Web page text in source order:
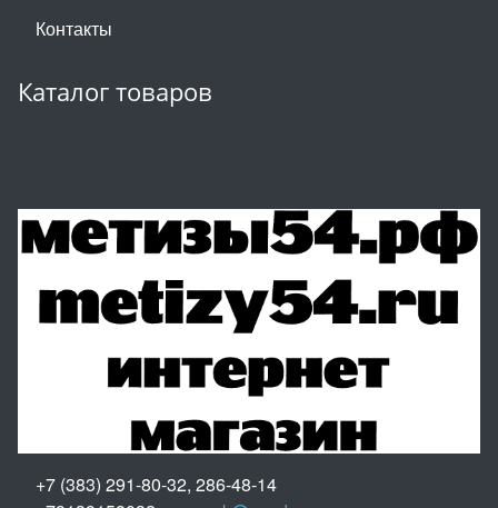
Контакты
Каталог товаров
+7 (383) 291-80-32, 286-48-14